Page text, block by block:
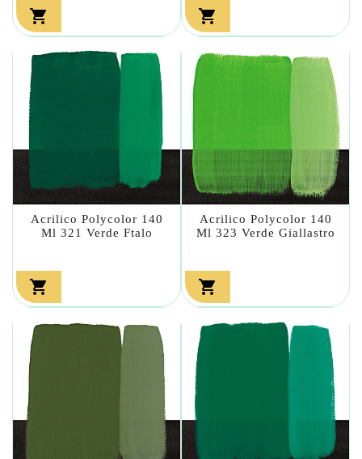
 
Acrilico Polycolor 140
Ml 321 Verde Ftalo

Acrilico Polycolor 140
Ml 323 Verde Giallastro
